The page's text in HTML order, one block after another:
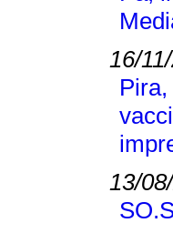
16/
13/